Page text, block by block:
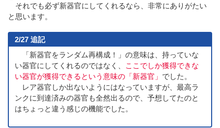
それでも必ず新器官にしてくれるなら、非常にありがたい
と思います。
2/27 追記
「新器官をランダム再構成！」の意味は、持っていな
い器官にしてくれるのではなく、
ここでしか獲得できな
い器官が獲得できるという意味の「新器官」 でした。
レア器官しか出ないようにはなっていますが、最高ラ
ンクに到達済みの器官も全然出るので、予想してたのと
はちょっと違う感じの機能でした。